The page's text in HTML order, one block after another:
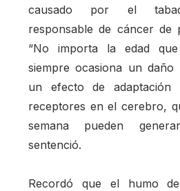
causado por el
responsable de cáncer de
“No importa la edad
siempre ocasiona un
un efecto de adaptación
receptores en el cerebro,
semana pueden
sentenció.
Recordó que el humo